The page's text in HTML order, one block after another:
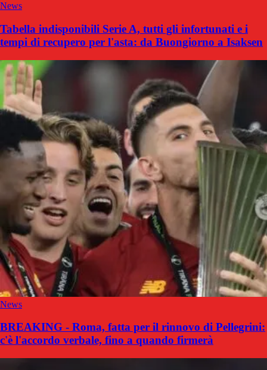
News
Tabella indisponibili Serie A, tutti gli infortunati e i
tempi di recupero per l'asta: da Buongiorno a Isaksen
News
BREAKING - Roma, fatta per il rinnovo di Pellegrini:
c'è l'accordo verbale, fino a quando firmerà